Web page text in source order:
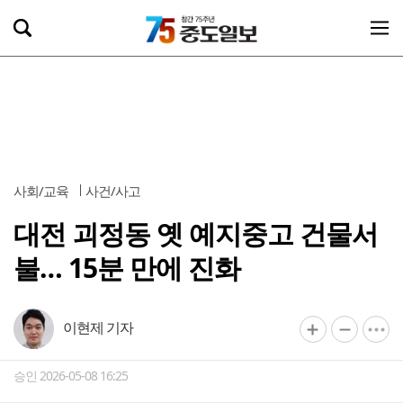
사회/교육 사건/사고
대전 괴정동 옛 예지중고 건물서
불… 15분 만에 진화
이현제 기자
승인 2026-05-08 16:25